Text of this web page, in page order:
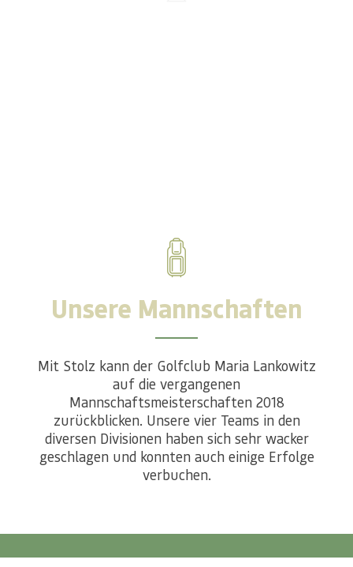
Unsere Mannschaften
Mit Stolz kann der Golfclub Maria Lankowitz
auf die vergangenen
Mannschaftsmeisterschaften 2018
zurückblicken. Unsere vier Teams in den
diversen Divisionen haben sich sehr wacker
geschlagen und konnten auch einige Erfolge
verbuchen.